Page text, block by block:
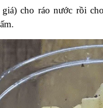
cho ráo nước rồi